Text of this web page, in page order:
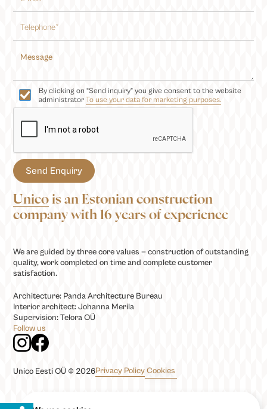
Unico is an Estonian construction
company with 16 years of experience
We are guided by three core values — construction of outstanding
quality, work completed on time and complete customer
satisfaction.
Architecture: Panda Architecture Bureau
Interior architect: Johanna Merila
Supervision: Telora OÜ
Follow us
Unico Eesti OÜ © 2026Privacy Policy Cookies
By clicking on “Send inquiry” you give consent to the website
administratorTo use your data for marketing purposes.